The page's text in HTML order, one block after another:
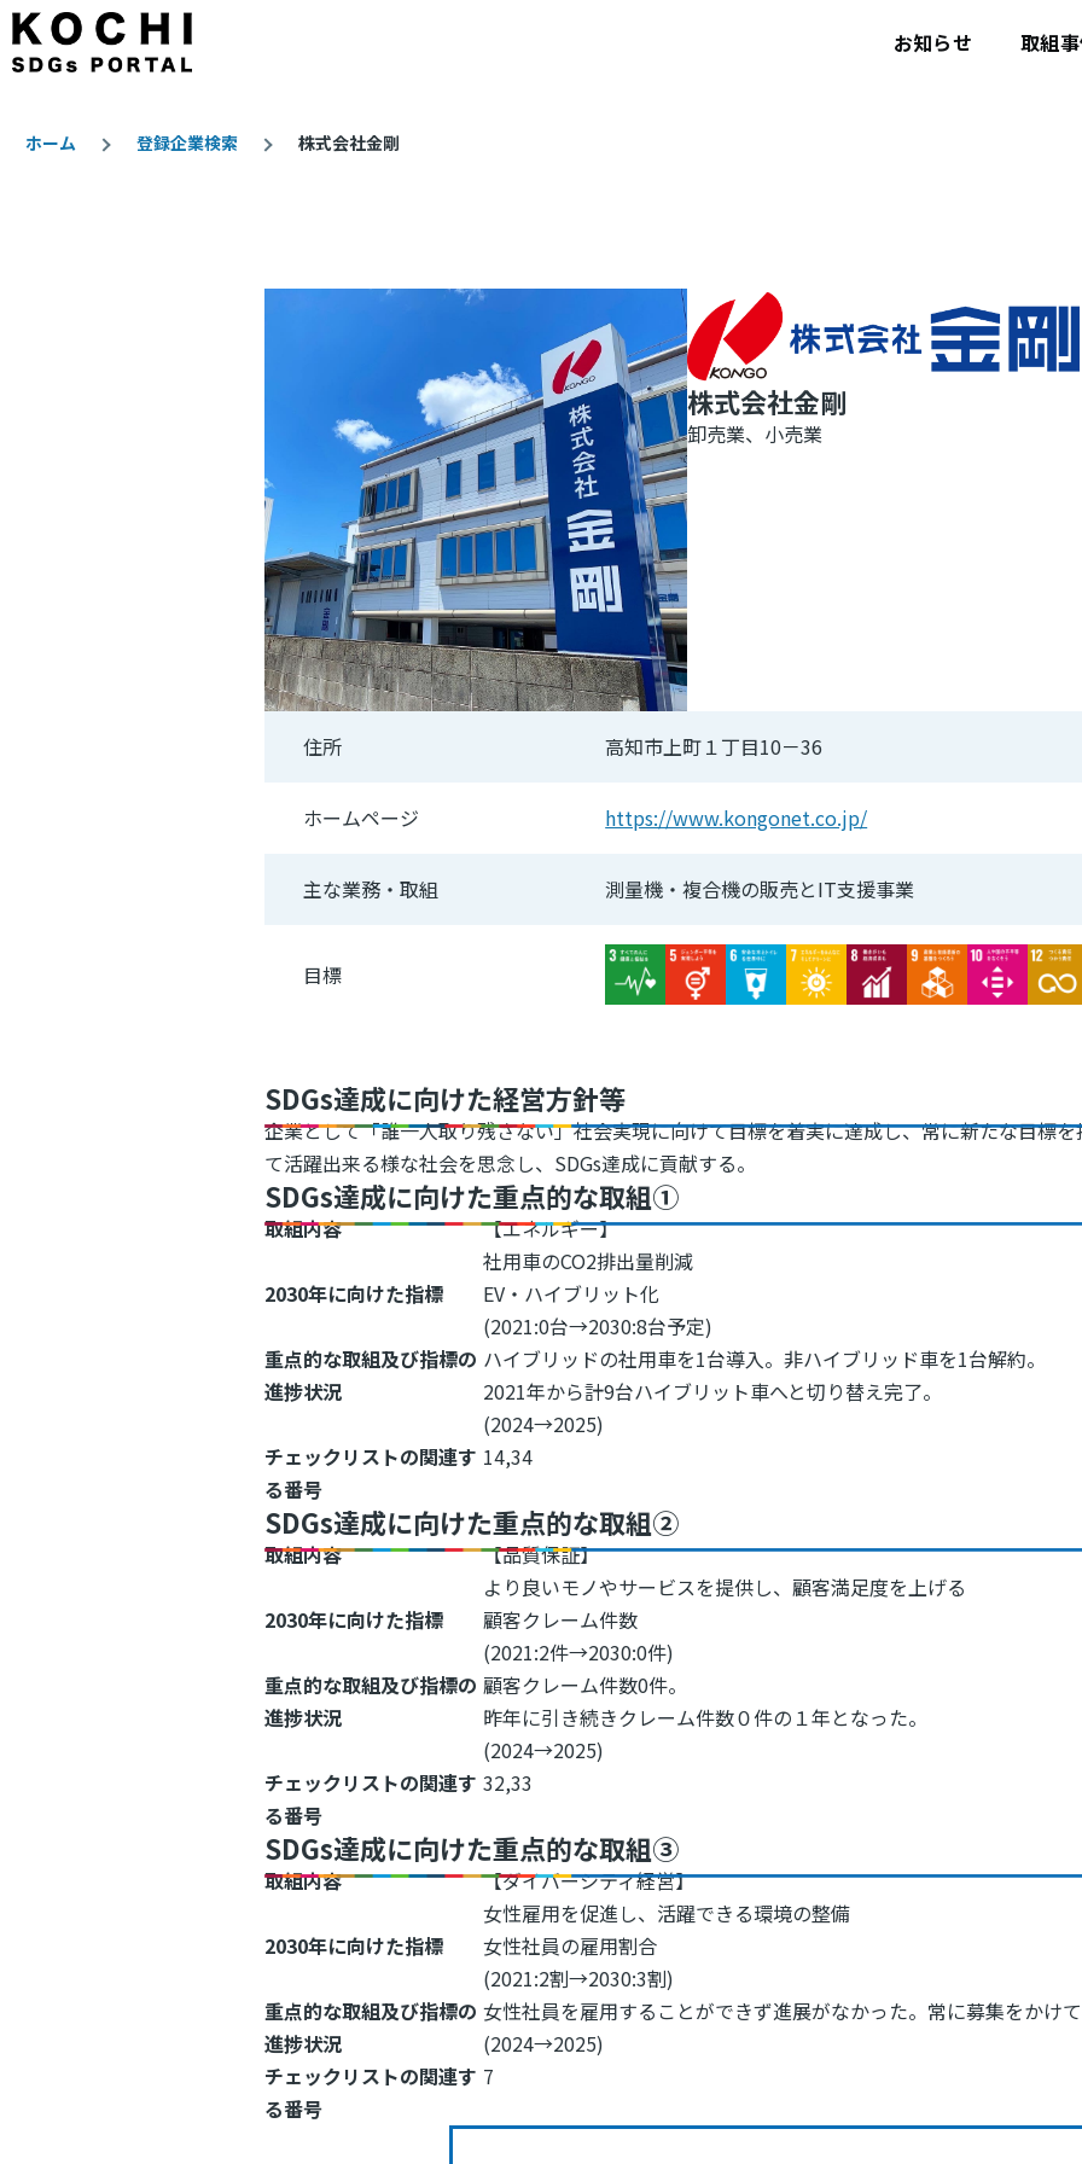
メインコンテンツに移動
お知らせ 取組
ホーム 登録企業検索 株式会社金剛
株式会社金剛
卸売業、小売業
住所 高知市上町１丁目10－36
ホームページ https://www.kongonet.co.jp/
主な業務・取組 測量機・複合機の販売とIT支援事業
目標 Image Image Image Image Image Image Image
SDGs達成に向けた経営方針等
企業として「誰一人取り残さない」社会実現に向けて目標を着実に達成し、常に新たな目標
て活躍出来る様な社会を思念し、SDGs達成に貢献する。
SDGs達成に向けた重点的な取組①
取組内容
【エネルギー】
社用車のCO2排出量削減
2030年に向けた指標
EV・ハイブリット化
(2021:0台→2030:8台予定)
重点的な取組及び指標の
進捗状況
ハイブリッドの社用車を1台導入。非ハイブリッド車を1台解約。
2021年から計9台ハイブリット車へと切り替え完了。
(2024→2025)
チェックリストの関連す
る番号
14,34
SDGs達成に向けた重点的な取組②
取組内容
【品質保証】
より良いモノやサービスを提供し、顧客満足度を上げる
2030年に向けた指標
顧客クレーム件数
(2021:2件→2030:0件)
重点的な取組及び指標の
進捗状況
顧客クレーム件数0件。
昨年に引き続きクレーム件数０件の１年となった。
(2024→2025)
チェックリストの関連す
る番号
32,33
SDGs達成に向けた重点的な取組③
取組内容
【ダイバーシティ経営】
女性雇用を促進し、活躍できる環境の整備
2030年に向けた指標
女性社員の雇用割合
(2021:2割→2030:3割)
重点的な取組及び指標の
進捗状況
女性社員を雇用することができず進展がなかった。常に募集をかけ
(2024→2025)
チェックリストの関連す
る番号
7